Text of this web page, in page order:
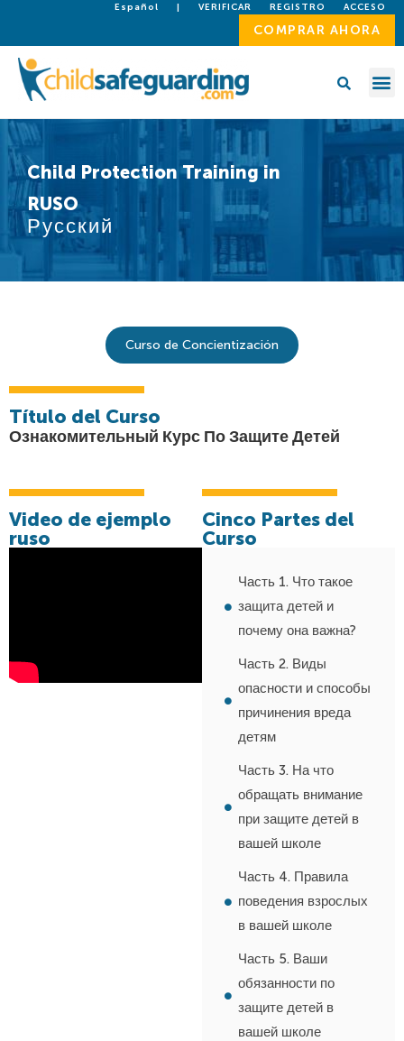
Español | VERIFICAR REGISTRO ACCESO
COMPRAR AHORA
Child Protection Training in
RUSO
Русский
Curso de Concientización
Título del Curso
Ознакомительный Курс По Защите Детей
Video de ejemplo
ruso
Cinco Partes del
Curso
Часть 1. Что такое
защита детей и
почему она важна?
Часть 2. Виды
опасности и способы
причинения вреда
детям
Часть 3. На что
обращать внимание
при защите детей в
вашей школе
Часть 4. Правила
поведения взрослых
в вашей школе
Часть 5. Ваши
обязанности по
защите детей в
вашей школе